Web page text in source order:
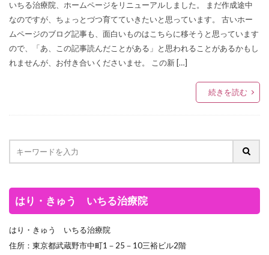
いちる治療院、ホームページをリニューアルしました。 まだ作成途中
なのですが、ちょっとづつ育てていきたいと思っています。 古いホー
ムページのブログ記事も、面白いものはこちらに移そうと思っています
ので、「あ、この記事読んだことがある」と思われることがあるかもし
れませんが、お付き合いくださいませ。 この新 […]
続きを読む
はり・きゅう いちる治療院
はり・きゅう いちる治療院
住所：東京都武蔵野市中町1－25－10三裕ビル2階